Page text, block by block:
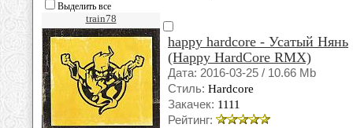
Выделить все
train78
happy hardcore - Усатый Нянь
(Happy HardCore RMX)
Дата: 2016-03-25 / 10.66 Mb
Стиль: Hardcore
Закачек: 1111
Рейтинг: